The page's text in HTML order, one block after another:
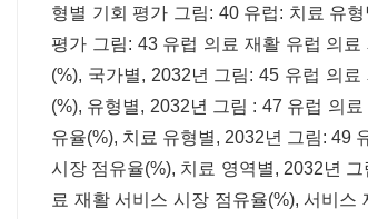
형별 기회 평가 그림: 40 유럽: 치료 유
평가 그림: 43 유럽 의료 재활 유럽 ​​의
(%), 국가별, 2032년 그림: 45 유럽 의
(%), 유형별, 2032년 그림 : 47 유럽 의
유율(%), 치료 유형별, 2032년 그림: 49
시장 점유율(%), 치료 영역별, 2032년
료 재활 서비스 시장 점유율(%), 서비